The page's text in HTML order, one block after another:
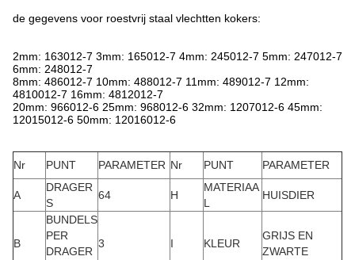
de gegevens voor roestvrij staal vlechtten kokers:
2mm: 163012-7 3mm: 165012-7 4mm: 245012-7 5mm: 247012-7
6mm: 248012-7
8mm: 486012-7 10mm: 488012-7 11mm: 489012-7 12mm:
4810012-7 16mm: 4812012-7
20mm: 966012-6 25mm: 968012-6 32mm: 1207012-6 45mm:
12015012-6 50mm: 12016012-6
Nr PUNT PARAMETER Nr PUNT PARAMETER
A
DRAGER
S
64 H
MATERIAA
L
HUISDIER
B
BUNDELS
PER
DRAGER
3 I KLEUR
GRIJS EN
ZWARTE